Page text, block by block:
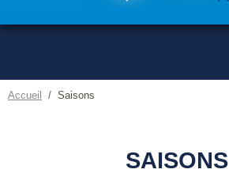
Accueil Saisons
SAISONS